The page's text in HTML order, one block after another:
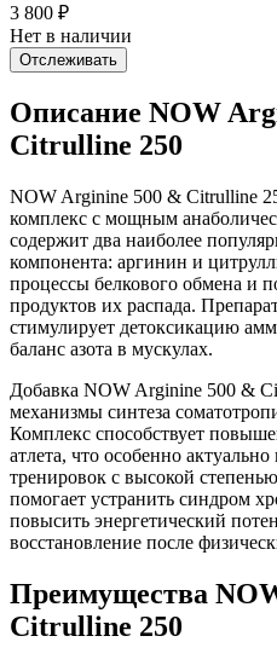
3 800 ₽
Нет в наличии
Отслеживать
Описание NOW
Citrulline 250
NOW Arginine 500 & Citrulline
комплекс с мощным
содержит два наиболее
компонента: аргинин и
процессы белкового обмена и
продуктов их распада.
стимулирует детоксикацию
баланс азота в мускулах.
Добавка NOW Arginine 500 &
механизмы синтеза
Комплекс способствует
атлета, что особенно
тренировок с высокой
помогает устранить синдром
повысить энергетический
восстановление после
Преимущества
Citrulline 250